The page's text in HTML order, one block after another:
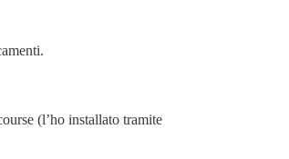
(l’ho installato tramite